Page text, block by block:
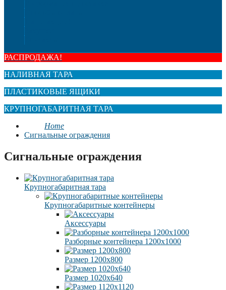
РАСПРОДАЖА!
НАЛИВНАЯ ТАРА
ПЛАСТИКОВЫЕ ЯЩИКИ
КРУПНОГАБАРИТНАЯ ТАРА
Home
Сигнальные ограждения
Сигнальные ограждения
Крупногабаритная тара
Крупногабаритные контейнеры
Аксессуары
Разборные контейнера 1200х1000
Размер 1200х800
Размер 1020х640